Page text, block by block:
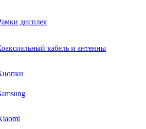
дисплея
кабель и антенны